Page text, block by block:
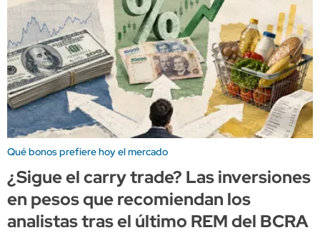
Qué bonos prefiere hoy el mercado
¿Sigue el carry trade? Las inversiones
en pesos que recomiendan los
analistas tras el último REM del BCRA